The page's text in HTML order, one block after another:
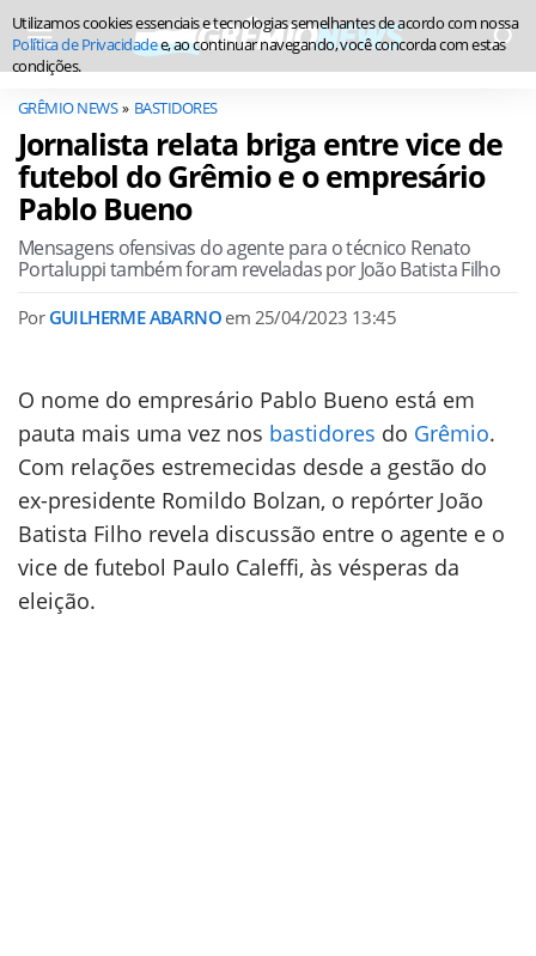
GRÊMIO NEWS BASTIDORES
Jornalista relata briga entre vice de
futebol do Grêmio e o empresário
Pablo Bueno
Mensagens ofensivas do agente para o técnico Renato
Portaluppi também foram reveladas por João Batista Filho
Por GUILHERME ABARNO em 25/04/2023 13:45
O nome do empresário Pablo Bueno está em
pauta mais uma vez nos bastidores do Grêmio.
Com relações estremecidas desde a gestão do
ex-presidente Romildo Bolzan, o repórter João
Batista Filho revela discussão entre o agente e o
vice de futebol Paulo Caleffi, às vésperas da
eleição.
Utilizamos cookies essenciais e tecnologias semelhantes de acordo com nossa
Política de Privacidadee, ao continuar navegando, você concorda com estas
condições.